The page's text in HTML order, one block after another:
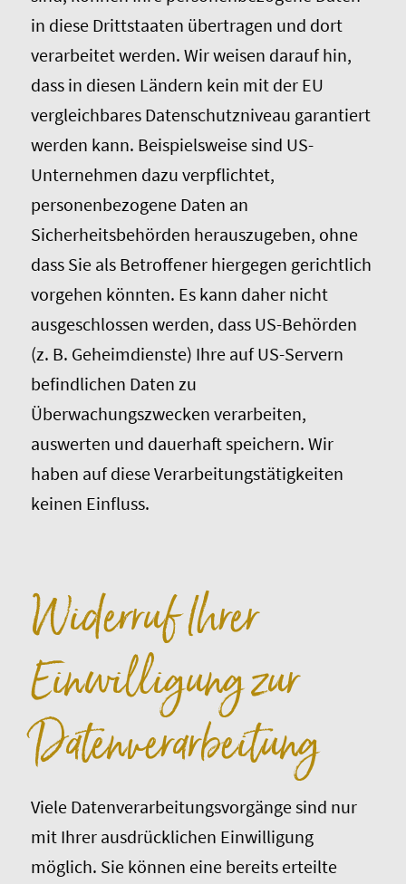
in diese Drittstaaten übertragen und dort
verarbeitet werden. Wir weisen darauf hin,
dass in diesen Ländern kein mit der EU
vergleichbares Datenschutzniveau garantiert
werden kann. Beispielsweise sind US-
Unternehmen dazu verpflichtet,
personenbezogene Daten an
Sicherheitsbehörden herauszugeben, ohne
dass Sie als Betroffener hiergegen gerichtlich
vorgehen könnten. Es kann daher nicht
ausgeschlossen werden, dass US-Behörden
(z. B. Geheimdienste) Ihre auf US-Servern
befindlichen Daten zu
Überwachungszwecken verarbeiten,
auswerten und dauerhaft speichern. Wir
haben auf diese Verarbeitungstätigkeiten
keinen Einfluss.
Widerruf Ihrer
Einwilligung zur
Datenverarbeitung
Viele Datenverarbeitungsvorgänge sind nur
mit Ihrer ausdrücklichen Einwilligung
möglich. Sie können eine bereits erteilte